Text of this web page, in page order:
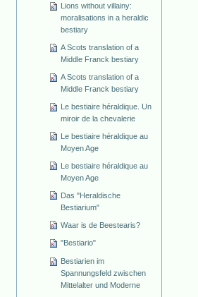
Lions without villainy:
moralisations in a heraldic
bestiary
A Scots translation of a
Middle Franck bestiary
A Scots translation of a
Middle Franck bestiary
Le bestiaire héraldique. Un
miroir de la chevalerie
Le bestiaire héraldique au
Moyen Age
Le bestiaire héraldique au
Moyen Age
Das "Heraldische
Bestiarium"
Waar is de Beestearis?
"Bestiario"
Bestiarien im
Spannungsfeld zwischen
Mittelalter und Moderne